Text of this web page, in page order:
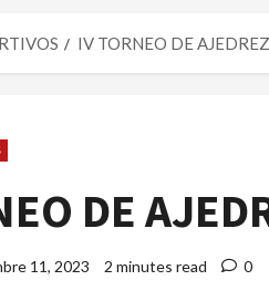
IV TORNEO DE
DE
11, 2023 2 minutes read 0